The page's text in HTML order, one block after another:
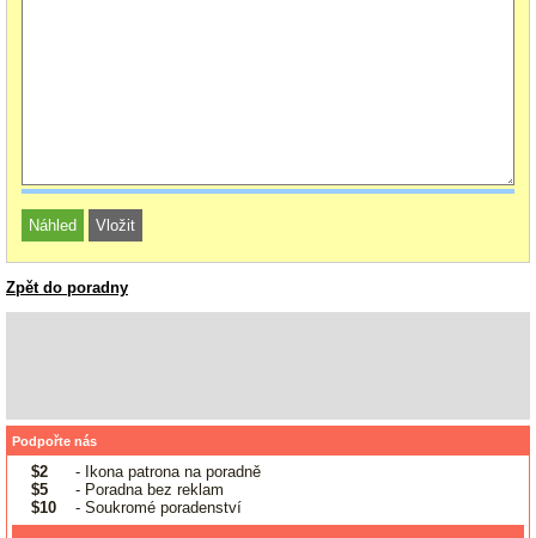
Zpět do poradny
Podpořte nás
$2
- Ikona patrona na poradně
$5
- Poradna bez reklam
$10
- Soukromé poradenství